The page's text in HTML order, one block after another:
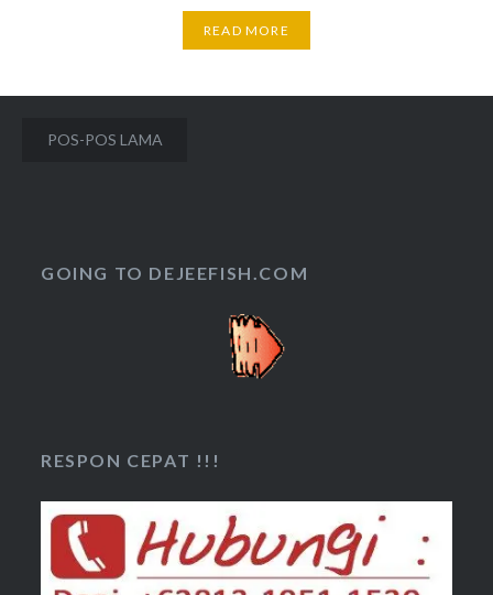
READ MORE
Navigasi
POS-POS LAMA
GOING TO DEJEEFISH.COM
RESPON CEPAT !!!